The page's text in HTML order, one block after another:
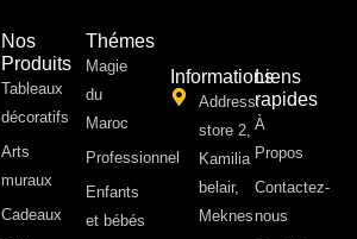
Nos
Produits
Tableaux
décoratifs
Arts
muraux
Cadeaux
Thémes
Magie
du
Maroc
Professionnel
Enfants
et bébés
Informations
Address:
store 2,
Kamilia
belair,
Meknes
Liens
rapides
À
Propos ​
Contactez-
nous